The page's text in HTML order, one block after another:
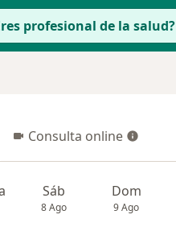
profesional de la salud?
Consulta online
Consulta online
Sáb
8 Ago
Dom
9 Ago